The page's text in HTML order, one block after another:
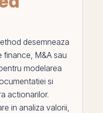
desemneaza
finance, M&A sau
modelarea
si
actionarilor.
in analiza valorii,